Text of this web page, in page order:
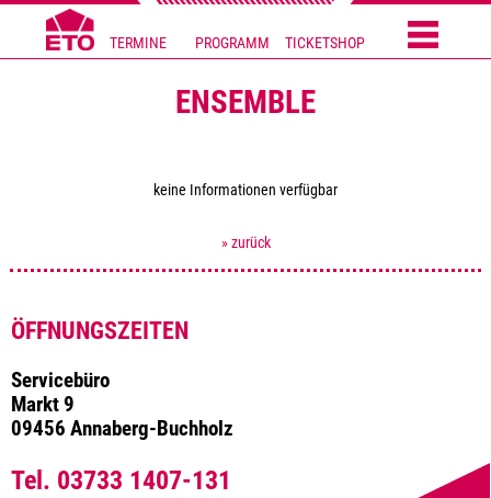
TERMINE PROGRAMM TICKETSHOP
ENSEMBLE
keine Informationen verfügbar
» zurück
ÖFFNUNGSZEITEN
Servicebüro
Markt 9
09456 Annaberg-Buchholz
Tel. 03733 1407-131